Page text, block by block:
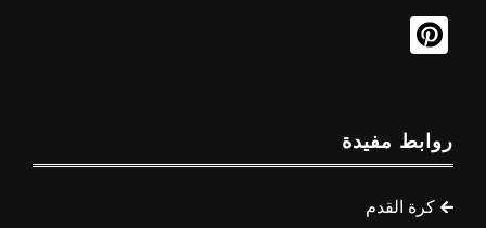
روابط مفيدة
كرة القدم